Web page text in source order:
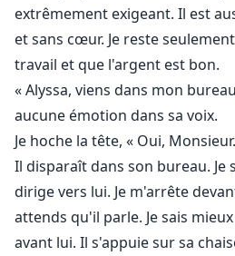
moi, il me demande de devenir
devient-on une telle chose
l'être ? Ce sera un défi pour lui
n'aime pas qu'on me dise quoi
travail.
Je ne m'attendais pas à ce que
ne savais rien soit la même
monde totalement nouveau et
extrêmement exigeant. Il est
et sans cœur. Je reste
travail et que l'argent est bon.
« Alyssa, viens dans mon
aucune émotion dans sa voix.
Je hoche la tête, « Oui,
Il disparaît dans son bureau. Je
dirige vers lui. Je m'arrête
attends qu'il parle. Je sais
avant lui. Il s'appuie sur sa